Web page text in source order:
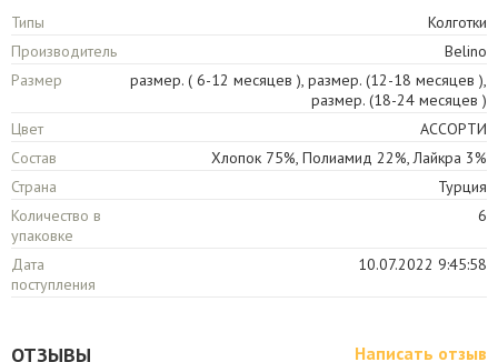
Типы
Колготки
Производитель
Belino
Размер
размер. ( 6-12 месяцев ), размер. (12-18 месяцев ),
размер. (18-24 месяцев )
Цвет
АССОРТИ
Состав
Хлопок 75%, Полиамид 22%, Лайкра 3%
Страна
Турция
Количество в
упаковке
6
Дата
поступления
10.07.2022 9:45:58
ОТЗЫВЫ Написать отзыв